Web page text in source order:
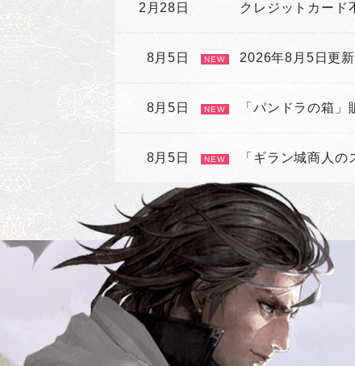
2月28日 クレジットカード
8月5日 NEW 2026年8月5日更
8月5日 NEW 「パンドラの箱」
8月5日 NEW 「ギラン城商人